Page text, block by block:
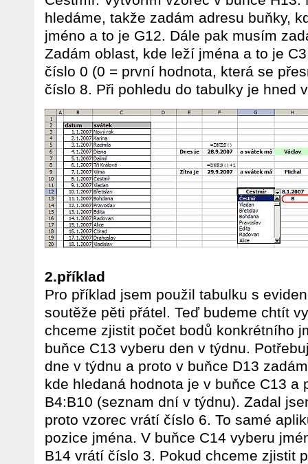
hledáme, takže zadám adresu buňky,
jméno a to je G12. Dále pak musím
Zadám oblast, kde leží jména a to je
číslo 0 (0 = první hodnota, která se
číslo 8. Při pohledu do tabulky je hned
2.příklad
Pro příklad jsem použil tabulku s
soutěže pěti přátel. Teď budeme chtít
chceme zjistit počet bodů konkrétního
buňce C13 vyberu den v týdnu.
dne v týdnu a proto v buňce D13
kde hledaná hodnota je v buňce C13 a
B4:B10 (seznam dní v týdnu). Zadal
proto vzorec vrátí číslo 6. To samé
pozice jména. V buňce C14 vyberu
B14 vrátí číslo 3. Pokud chceme zjistit